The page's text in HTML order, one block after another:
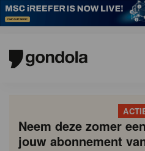
Neem deze zomer
jouw abonnement